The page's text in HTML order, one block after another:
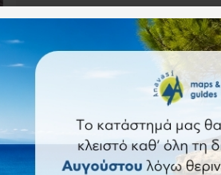
15.00€
Καλάθι